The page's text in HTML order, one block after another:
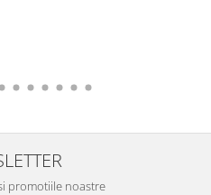
promotiile noastre